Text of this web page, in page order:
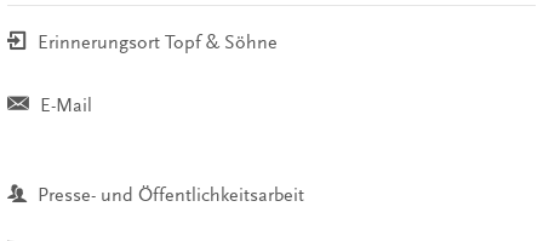
Erinnerungsort Topf & Söhne
E-Mail
Presse- und Öffentlichkeitsarbeit